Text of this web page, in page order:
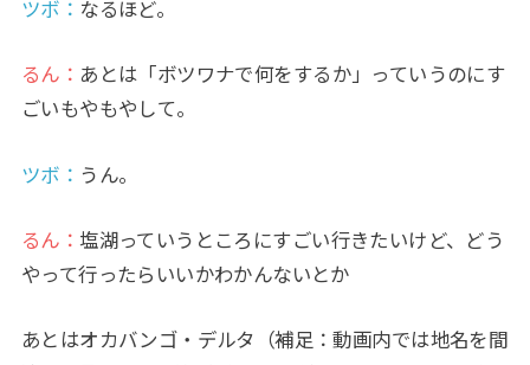
ツボ： なるほど。
るん： あとは「ボツワナで何をするか」っていうのにす
ごいもやもやして。
ツボ： うん。
るん：塩湖っていうところにすごい行きたいけど、どう
やって行ったらいいかわかんないとか
あとはオカバンゴ・デルタ（補足：動画内では地名を間